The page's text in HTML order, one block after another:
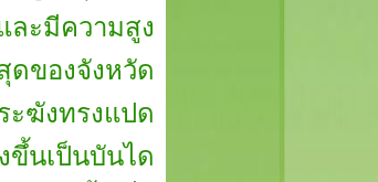
ะมีความสูง
ของจังหวัด
ฆังทรงแปด
นเป็นบันได